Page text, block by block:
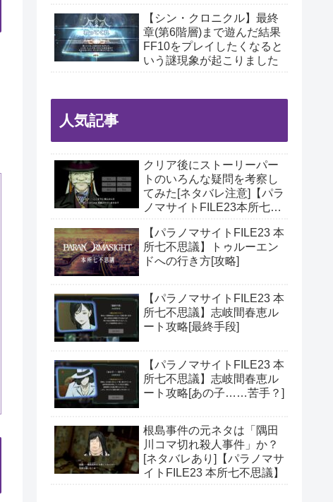
【シン・クロニクル】最終
章(第6階層)まで遊んだ結果
FF10をプレイしたくなると
いう謎現象が起こりました
人気記事
クリア後にストーリーパー
トのいろんな疑問を考察し
てみた[ネタバレ注意]【パラ
ノマサイトFILE23本所七不
【パラノマサイトFILE23 本
所七不思議】トゥルーエン
ドへの行き方[攻略]
【パラノマサイトFILE23 本
所七不思議】志岐間春恵ル
ート攻略[最終手段]
【パラノマサイトFILE23 本
所七不思議】志岐間春恵ル
ート攻略[あの子……苦手？]
根島事件の元ネタは「隅田
川コマ切れ殺人事件」か？
[ネタバレあり]【パラノマサ
イトFILE23 本所七不思議】